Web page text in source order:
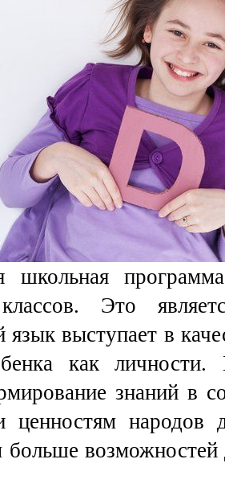
школьная
Это
язык выступает в
как
знаний в
ценностям народов
больше возможностей